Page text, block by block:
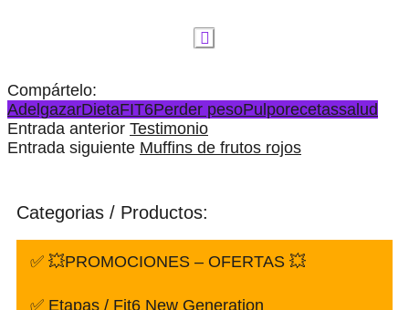
Compártelo:
AdelgazarDietaFIT6Perder pesoPulporecetassalud
Entrada anterior Testimonio
Entrada siguiente Muffins de frutos rojos
Categorias / Productos:
✅ 💥PROMOCIONES – OFERTAS 💥
✅ Etapas / Fit6 New Generation